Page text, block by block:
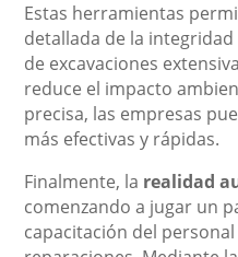
Estas herramientas
detallada de la
de excavaciones
reduce el impacto
precisa, las empresas
más efectivas y rápidas.
Finalmente, la realidad
comenzando a jugar un
capacitación del